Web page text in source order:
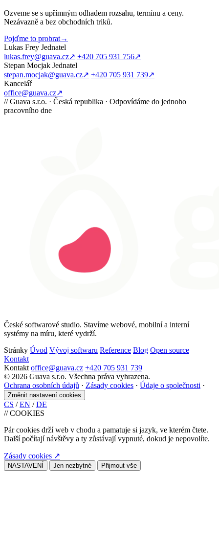
Ozveme se s upřímným odhadem rozsahu, termínu a ceny.
Nezávazně a bez obchodních triků.
Pojďme to probrat→
Lukas Frey Jednatel
lukas.frey@guava.cz↗ +420 705 931 756↗
Stepan Mocjak Jednatel
stepan.mocjak@guava.cz↗ +420 705 931 739↗
Kancelář
office@guava.cz↗
// Guava s.r.o. · Česká republika · Odpovídáme do jednoho
pracovního dne
České softwarové studio. Stavíme webové, mobilní a interní
systémy na míru, které vydrží.
Stránky Úvod Vývoj softwaru Reference Blog Open source
Kontakt
Kontakt office@guava.cz +420 705 931 739
© 2026 Guava s.r.o. Všechna práva vyhrazena.
Ochrana osobních údajů · Zásady cookies · Údaje o společnosti ·
Změnit nastavení cookies
CS / EN / DE
// COOKIES
Pár cookies drží web v chodu a pamatuje si jazyk, ve kterém čtete.
Další počítají návštěvy a ty zůstávají vypnuté, dokud je nepovolíte.
Zásady cookies ↗
NASTAVENÍ Jen nezbytné Přijmout vše